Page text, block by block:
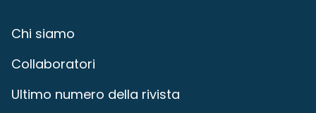
Chi siamo
Collaboratori
Ultimo numero della rivista